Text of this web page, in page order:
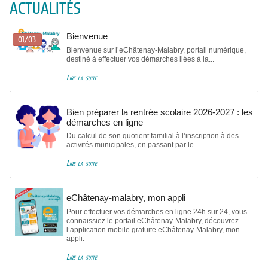
ACTUALITÉS
01/03 Bienvenue
Bienvenue sur l’eChâtenay-Malabry, portail numérique,
destiné à effectuer vos démarches liées à la...
Lire la suite
Bien préparer la rentrée scolaire 2026-2027 : les
démarches en ligne
Du calcul de son quotient familial à l’inscription à des
activités municipales, en passant par le...
Lire la suite
eChâtenay-malabry, mon appli
Pour effectuer vos démarches en ligne 24h sur 24, vous
connaissiez le portail eChâtenay-Malabry, découvrez
l’application mobile gratuite eChâtenay-Malabry, mon
appli.
Lire la suite